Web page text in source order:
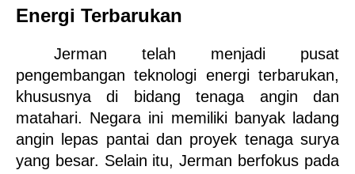
Energi Terbarukan
Jerman telah menjadi pusat
pengembangan teknologi energi terbarukan,
khususnya di bidang tenaga angin dan
matahari. Negara ini memiliki banyak ladang
angin lepas pantai dan proyek tenaga surya
yang besar. Selain itu, Jerman berfokus pada